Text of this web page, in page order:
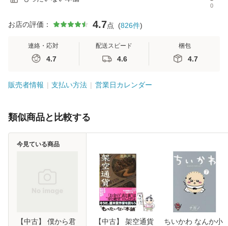
0
お店の評価： 4.7点 (826件)
連絡・応対
4.7
配送スピード
4.6
梱包
4.7
販売者情報 支払い方法 営業日カレンダー
類似商品と比較する
【中古】 僕から君
今見ている商品
【中古】 架空通貨
ちいかわ なんか小